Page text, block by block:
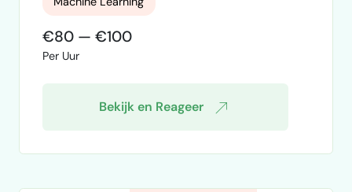
autonomous AI systems from concept to
market. This is a rare opportunity to help
launch a potential new venture while
shaping the future of insuranc…
€80 — €100
Per Uur
Bekijk en Reageer